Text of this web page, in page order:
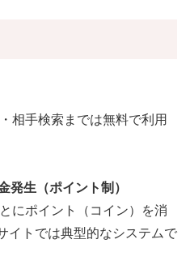
相手検索までは無料で利用
発生（ポイント制）
にポイント（コイン）を消
イトでは典型的なシステムで